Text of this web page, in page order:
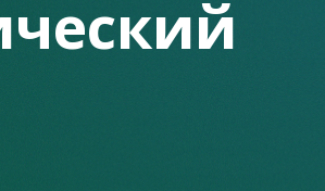
что делать, если столкнулись
а также о рынке ценных бумаг и
страховых продуктах и
вуза, они активно
первых уст». Приглашенные
как поступить в той